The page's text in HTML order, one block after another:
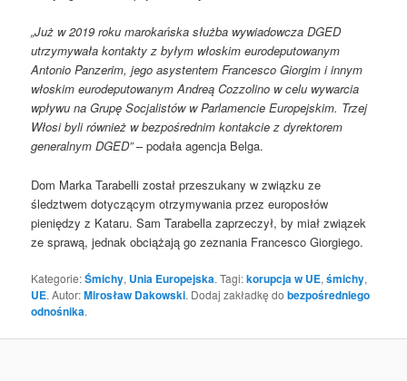
„Już w 2019 roku marokańska służba wywiadowcza DGED
utrzymywała kontakty z byłym włoskim eurodeputowanym
Antonio Panzerim, jego asystentem Francesco Giorgim i innym
włoskim eurodeputowanym Andreą Cozzolino w celu wywarcia
wpływu na Grupę Socjalistów w Parlamencie Europejskim. Trzej
Włosi byli również w bezpośrednim kontakcie z dyrektorem
generalnym DGED”– podała agencja Belga.
Dom Marka Tarabelli został przeszukany w związku ze
śledztwem dotyczącym otrzymywania przez europosłów
pieniędzy z Kataru. Sam Tarabella zaprzeczył, by miał związek
ze sprawą, jednak obciążają go zeznania Francesco Giorgiego.
Kategorie:Śmichy, Unia Europejska. Tagi:korupcja w UE,śmichy,
UE. Autor:Mirosław Dakowski. Dodaj zakładkę dobezpośredniego
odnośnika.